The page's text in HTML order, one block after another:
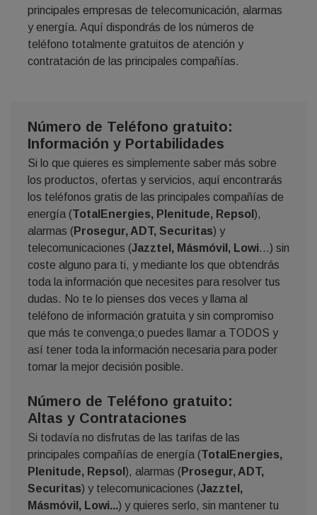
principales empresas de telecomunicación, alarmas
y energía. Aquí dispondrás de los números de
teléfono totalmente gratuitos de atención y
contratación de las principales compañías.
Número de Teléfono gratuito:
Información y Portabilidades
Si lo que quieres es simplemente saber más sobre
los productos, ofertas y servicios, aquí encontrarás
los teléfonos gratis de las principales compañías de
energía (TotalEnergies, Plenitude, Repsol ),
alarmas (Prosegur, ADT, Securitas) y
telecomunicaciones (Jazztel, Másmóvil, Lowi...) sin
coste alguno para ti, y mediante los que obtendrás
toda la información que necesites para resolver tus
dudas. No te lo pienses dos veces y llama al
teléfono de información gratuita y sin compromiso
que más te convenga;o puedes llamar a TODOS y
así tener toda la información necesaria para poder
tomar la mejor decisión posible.
Número de Teléfono gratuito:
Altas y Contrataciones
Si todavía no disfrutas de las tarifas de las
principales compañías de energía (TotalEnergies,
Plenitude, Repsol ), alarmas (Prosegur, ADT,
Securitas) y telecomunicaciones (Jazztel,
Másmóvil, Lowi...) y quieres serlo, sin mantener tu